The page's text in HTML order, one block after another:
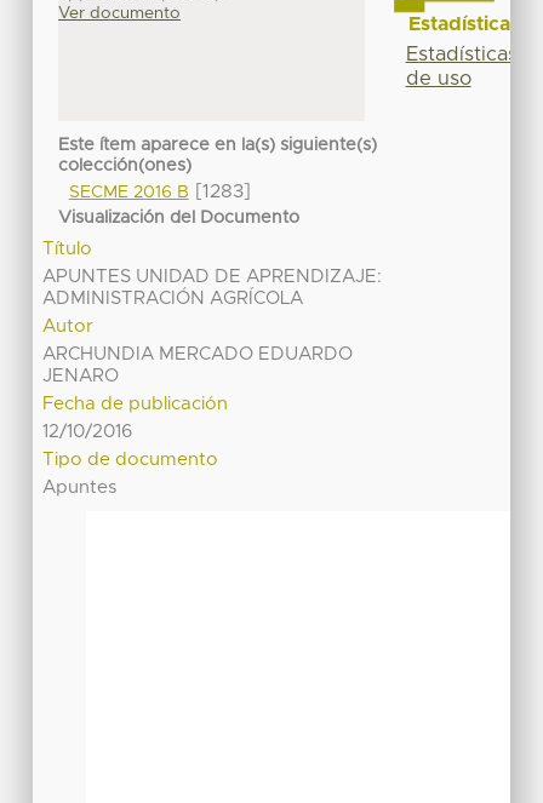
Ver documento
Este ítem aparece en la(s) siguiente(s)
colección(ones)
SECME 2016 B [1283]
Visualización del Documento
Título
APUNTES UNIDAD DE APRENDIZAJE:
ADMINISTRACIÓN AGRÍCOLA
Autor
ARCHUNDIA MERCADO EDUARDO
JENARO
Fecha de publicación
12/10/2016
Tipo de documento
Apuntes
Estadísticas
Estadísticas
de uso